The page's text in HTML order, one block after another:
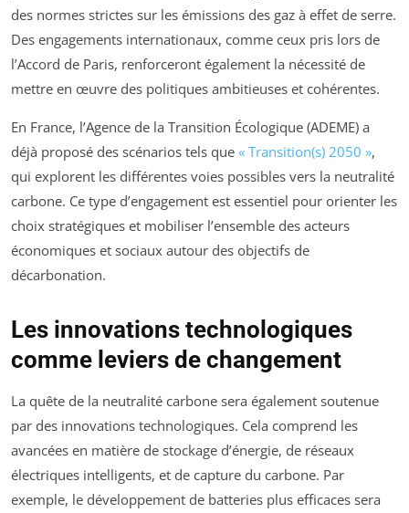
des normes strictes sur les émissions des gaz à effet de serre.
Des engagements internationaux, comme ceux pris lors de
l’Accord de Paris, renforceront également la nécessité de
mettre en œuvre des politiques ambitieuses et cohérentes.
En France, l’Agence de la Transition Écologique (ADEME) a
déjà proposé des scénarios tels que « Transition(s) 2050 »,
qui explorent les différentes voies possibles vers la neutralité
carbone. Ce type d’engagement est essentiel pour orienter les
choix stratégiques et mobiliser l’ensemble des acteurs
économiques et sociaux autour des objectifs de
décarbonation.
Les innovations technologiques
comme leviers de changement
La quête de la neutralité carbone sera également soutenue
par des innovations technologiques. Cela comprend les
avancées en matière de stockage d’énergie, de réseaux
électriques intelligents, et de capture du carbone. Par
exemple, le développement de batteries plus efficaces sera